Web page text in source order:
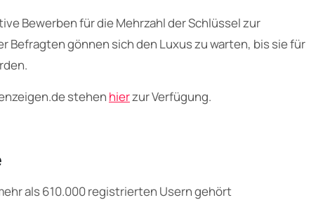
Bewerben für die Mehrzahl der Schlüssel zur
Befragten gönnen sich den Luxus zu warten, bis sie für
stehen hierzur Verfügung.
als 610.000 registrierten Usern gehört